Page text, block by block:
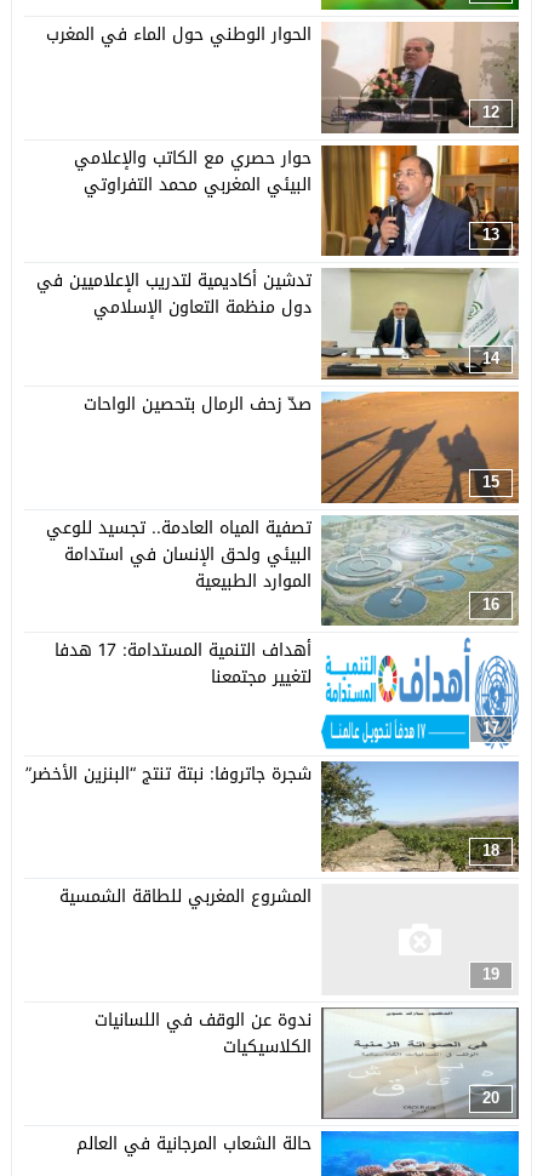
12
الحوار الوطني حول الماء في المغرب
13
حوار حصري مع الكاتب والإعلامي
البيئي المغربي محمد التفراوتي
14
تدشين أكاديمية لتدريب الإعلاميين في
دول منظمة التعاون الإسلامي
15
صدّ زحف الرمال بتحصين الواحات
16
تصفية المياه العادمة.. تجسيد للوعي
البيئي ولحق الإنسان في استدامة
الموارد الطبيعية
17
أهداف التنمية المستدامة: 17 هدفا
لتغيير مجتمعنا
18
شجرة جاتروفا: نبتة تنتج “البنزين الأخضر”
19
المشروع المغربي للطاقة الشمسية
20
ندوة عن الوقف في اللسانيات
الكلاسيكيات
حالة الشعاب المرجانية في العالم